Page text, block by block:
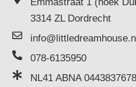
Emmastraat 1 (hoek
3314 ZL Dordrecht
info@littledreamhouse.nl
078-6135950
NL41 ABNA 0443837678